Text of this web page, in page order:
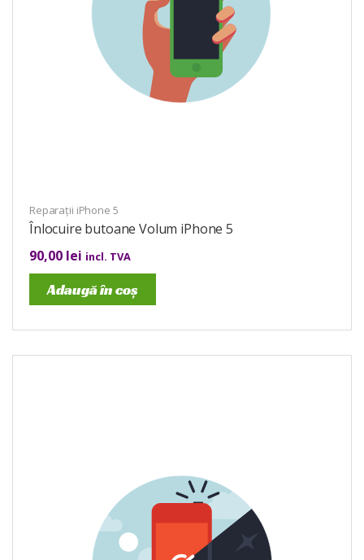
Reparații iPhone 5
Înlocuire butoane Volum iPhone 5
90,00 lei incl. TVA
Adaugă în coș